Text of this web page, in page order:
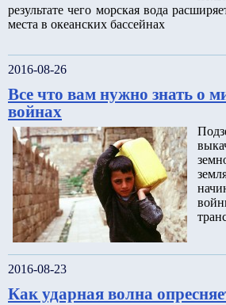
результате чего морская вода
места в океанских бассейнах
2016-08-26
Все что вам нужно знать о
войнах
2016-08-23
Как ударная волна